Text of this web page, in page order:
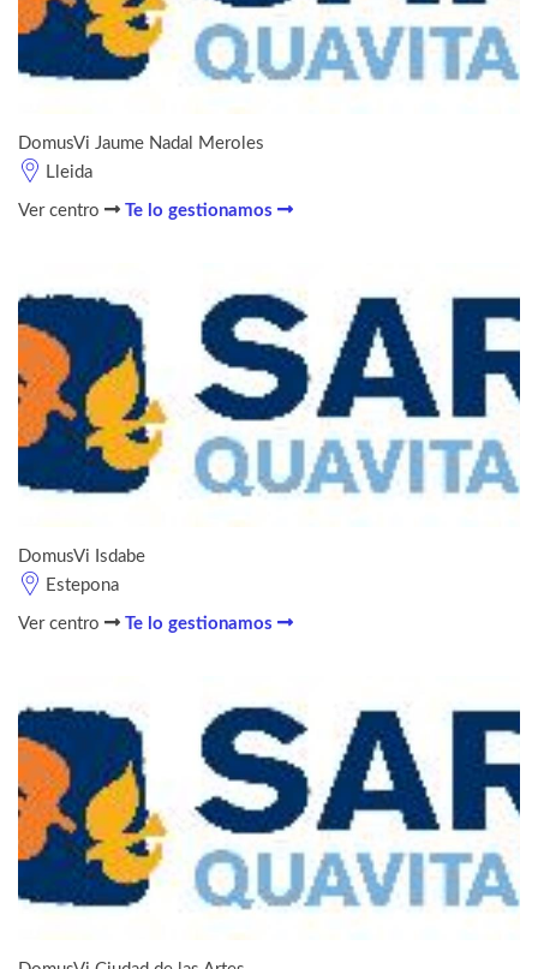
DomusVi Jaume Nadal Meroles
Lleida
Ver centro Te lo gestionamos
DomusVi Isdabe
Estepona
Ver centro Te lo gestionamos